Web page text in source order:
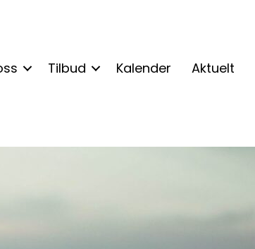
Tilbud Kalender Aktuelt